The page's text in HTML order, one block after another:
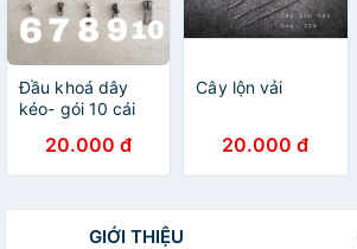
Đầu khoá dây
kéo- gói 10 cái
20.000 đ
Cây lộn vải
20.000 đ
GIỚI THIỆU